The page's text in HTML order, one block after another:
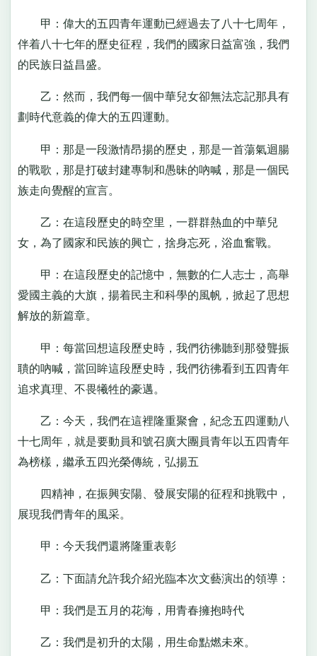
甲：偉大的五四青年運動已經過去了八十七周年，
伴着八十七年的歷史征程，我們的國家日益富強，我們
的民族日益昌盛。
乙：然而，我們每一個中華兒女卻無法忘記那具有
劃時代意義的偉大的五四運動。
甲：那是一段激情昂揚的歷史，那是一首蕩氣迴腸
的戰歌，那是打破封建專制和愚昧的吶喊，那是一個民
族走向覺醒的宣言。
乙：在這段歷史的時空里，一群群熱血的中華兒
女，為了國家和民族的興亡，捨身忘死，浴血奮戰。
甲：在這段歷史的記憶中，無數的仁人志士，高舉
愛國主義的大旗，揚着民主和科學的風帆，掀起了思想
解放的新篇章。
甲：每當回想這段歷史時，我們彷彿聽到那發聾振
聵的吶喊，當回眸這段歷史時，我們彷彿看到五四青年
追求真理、不畏犧牲的豪邁。
乙：今天，我們在這裡隆重聚會，紀念五四運動八
十七周年，就是要動員和號召廣大團員青年以五四青年
為榜樣，繼承五四光榮傳統，弘揚五
四精神，在振興安陽、發展安陽的征程和挑戰中，
展現我們青年的風采。
甲：今天我們還將隆重表彰
乙：下面請允許我介紹光臨本次文藝演出的領導：
甲：我們是五月的花海，用青春擁抱時代
乙：我們是初升的太陽，用生命點燃未來。